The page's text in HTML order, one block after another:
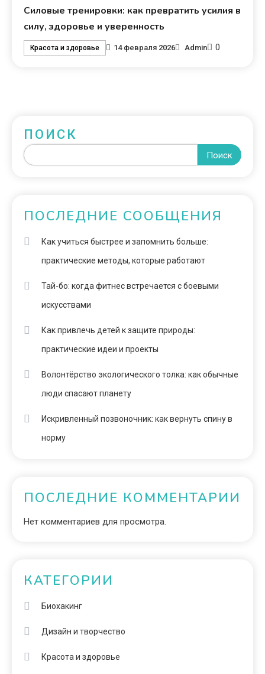
Силовые тренировки: как превратить усилия в
силу, здоровье и уверенность
Красота и здоровье 14 февраля 2026 Admin 0
ПОИСК
Поиск
ПОСЛЕДНИЕ СООБЩЕНИЯ
Как учиться быстрее и запомнить больше:
практические методы, которые работают
Тай-бо: когда фитнес встречается с боевыми
искусствами
Как привлечь детей к защите природы:
практические идеи и проекты
Волонтёрство экологического толка: как обычные
люди спасают планету
Искривленный позвоночник: как вернуть спину в
норму
ПОСЛЕДНИЕ КОММЕНТАРИИ
Нет комментариев для просмотра.
КАТЕГОРИИ
Биохакинг
Дизайн и творчество
Красота и здоровье